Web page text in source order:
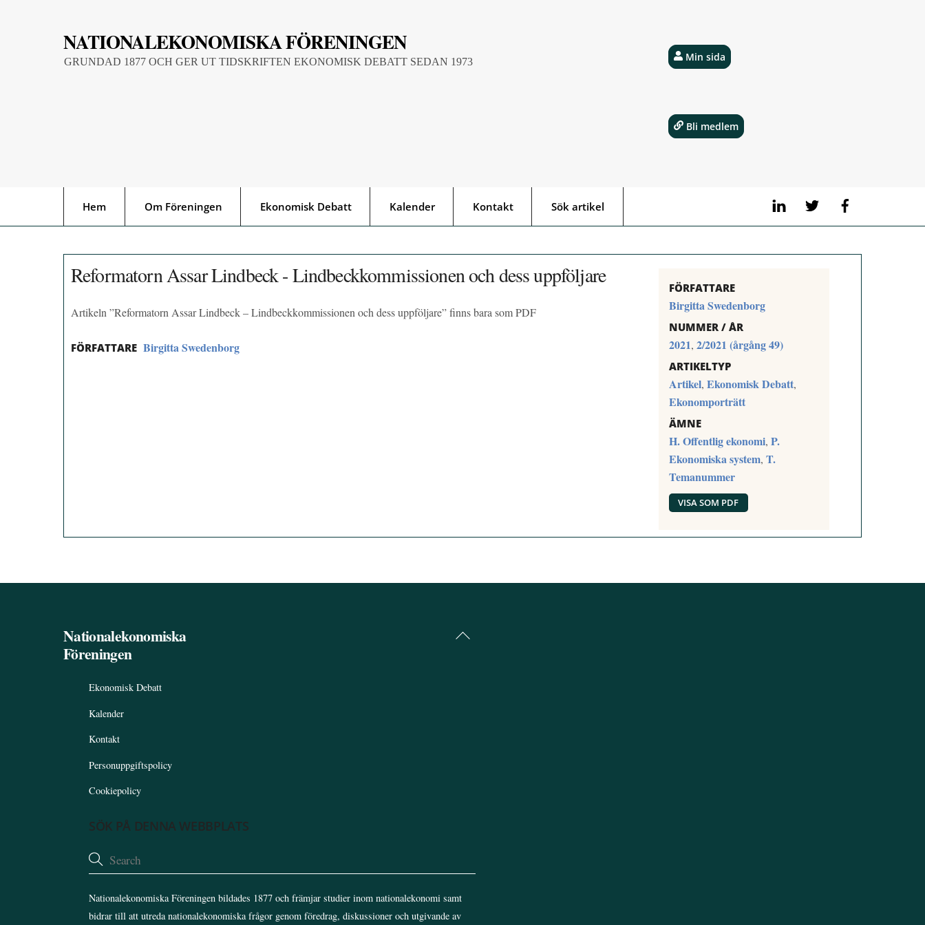
NATIONALEKONOMISKA FÖRENINGEN
GRUNDAD 1877 OCH GER UT TIDSKRIFTEN EKONOMISK DEBATT SEDAN 1973
LinkedIn Twitter
Hem Om Föreningen Ekonomisk Debatt Kalender Kontakt Sök artikel
Min sida
Bli medlem
Reformatorn Assar Lindbeck - Lindbeckkommissionen och dess uppföljare
Artikeln ”Reformatorn Assar Lindbeck – Lindbeckkommissionen och dess uppföljare” finns bara som PDF
FÖRFATTARE Birgitta Swedenborg
FÖRFATTARE
Birgitta Swedenborg
NUMMER / ÅR
2021, 2/2021 (årgång 49)
ARTIKELTYP
Artikel, Ekonomisk Debatt,
Ekonomporträtt
ÄMNE
H. Offentlig ekonomi, P.
Ekonomiska system, T.
Temanummer
VISA SOM PDF
Back
Nationalekonomiska
Föreningen
Ekonomisk Debatt
Kalender
Kontakt
Personuppgiftspolicy
Cookiepolicy
SÖK PÅ DENNA WEBBPLATS
Nationalekonomiska Föreningen bildades 1877 och främjar studier inom nationalekonomi samt
bidrar till att utreda nationalekonomiska frågor genom föredrag, diskussioner och utgivande av